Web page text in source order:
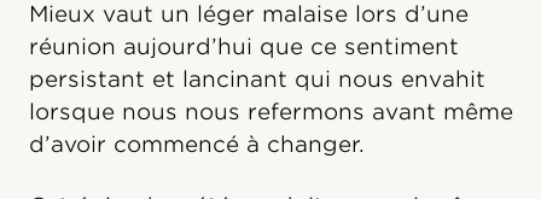
Mieux vaut un léger malaise lors d’une
réunion aujourd’hui que ce sentiment
persistant et lancinant qui nous envahit
lorsque nous nous refermons avant même
d’avoir commencé à changer.